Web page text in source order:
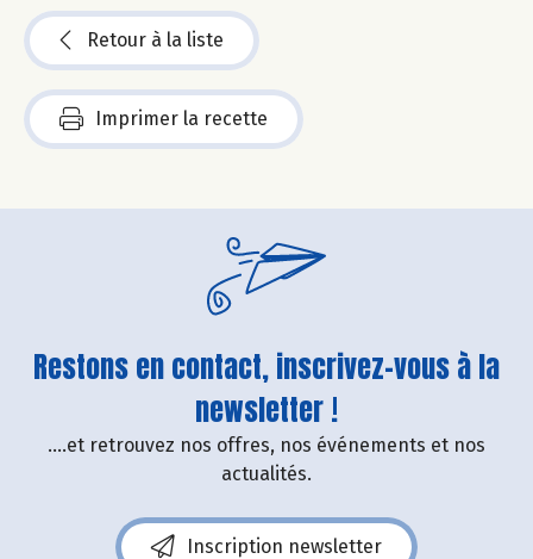
Retour à la liste
Imprimer la recette
Restons en contact, inscrivez-vous à la
newsletter !
....et retrouvez nos offres, nos événements et nos
actualités.
Inscription newsletter